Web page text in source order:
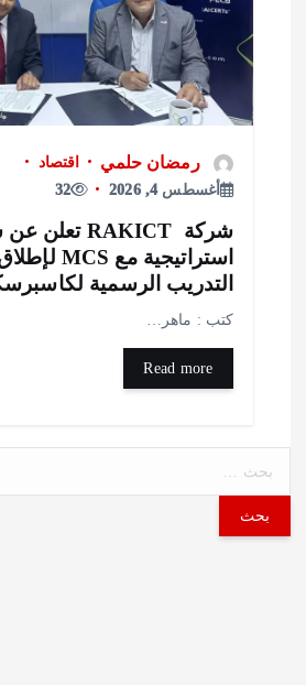
رمضان حلمي
اقتصاد
أغسطس 4, 2026
32
شركة RAKICT تعلن عن شراكة
استراتيجية مع MCS لإطلاق محفظة
الرسمية لكاسبرسكي
: ماهر…